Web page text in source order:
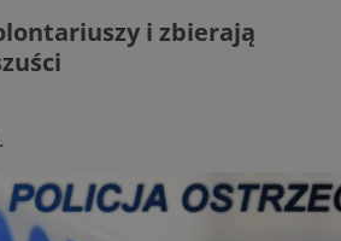
i zbierają